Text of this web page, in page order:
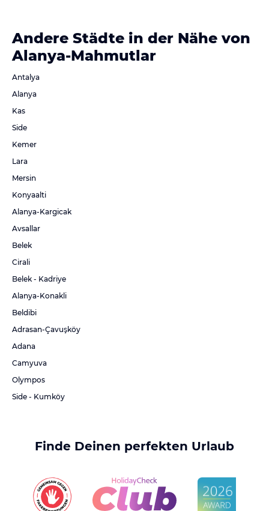
Andere Städte in der Nähe von
Alanya-Mahmutlar
Antalya
Alanya
Kas
Side
Kemer
Lara
Mersin
Konyaalti
Alanya-Kargicak
Avsallar
Belek
Cirali
Belek - Kadriye
Alanya-Konakli
Beldibi
Adrasan-Çavuşköy
Adana
Camyuva
Olympos
Side - Kumköy
Finde Deinen perfekten Urlaub